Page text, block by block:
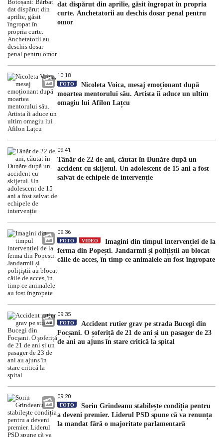
dat dispărut din aprilie, găsit îngropat în propria
curte. Anchetatorii au deschis dosar penal pentru
omor
10:18
FOTO
Nicoleta Voica, mesaj emoționant după
moartea mentorului său. Artista îi aduce un ultim
omagiu lui Afilon Lațcu
09:41
Tânăr de 22 de ani, căutat în Dunăre după un
accident cu skijetul. Un adolescent de 15 ani a fost
salvat de echipele de intervenție
09:36
FOTO VIDEO
Imagini din timpul intervenției de la
ferma din Popești. Jandarmii și polițiștii au blocat
căile de acces, în timp ce animalele au fost îngropate
09:35
FOTO
Accident rutier grav pe strada Bucegi din
Focșani. O șoferiță de 21 de ani și un pasager de 23
de ani au ajuns în stare critică la spital
09:20
FOTO
Sorin Grindeanu stabilește condiția pentru
a deveni premier. Liderul PSD spune că va renunța
la mandat fără o majoritate parlamentară